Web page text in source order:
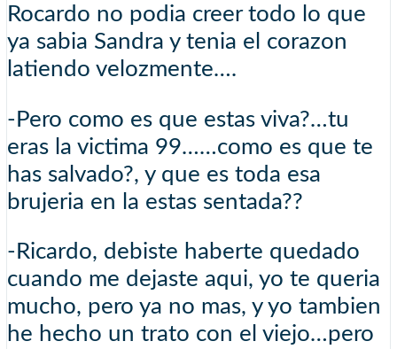
Rocardo no podia creer todo lo que
ya sabia Sandra y tenia el corazon
latiendo velozmente….
-Pero como es que estas viva?…tu
eras la victima 99……como es que te
has salvado?, y que es toda esa
brujeria en la estas sentada??
-Ricardo, debiste haberte quedado
cuando me dejaste aqui, yo te queria
mucho, pero ya no mas, y yo tambien
he hecho un trato con el viejo…pero